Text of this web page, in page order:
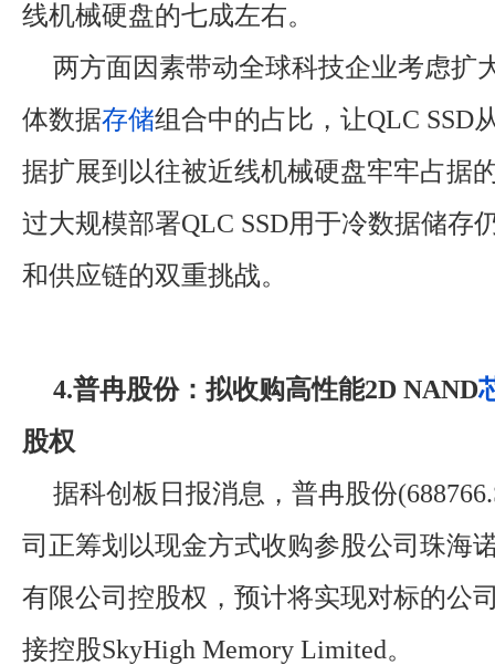
线机械硬盘的七成左右。
两方面因素带动全球科技企业考虑扩
体数据存储组合中的占比，让QLC SSD
据扩展到以往被近线机械硬盘牢牢占据
过大规模部署QLC SSD用于冷数据储存
和供应链的双重挑战。
4.普冉股份：拟收购高性能2D NAND
股权
据科创板日报消息，普冉股份
司正筹划以现金方式收购参股公司珠海
有限公司控股权，预计将实现对标的公
接控股SkyHigh Memory Limited。